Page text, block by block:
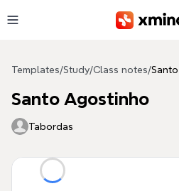
Templates/Study/Class notes/
Santo Agostinho
Tabordas